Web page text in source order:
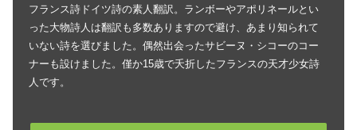
フランス詩ドイツ詩の素人翻訳。ランボーやアポリネールとい
った大物詩人は翻訳も多数ありますので避け、あまり知られて
いない詩を選びました。偶然出会ったサビーヌ・シコーのコー
ナーも設けました。僅か15歳で夭折したフランスの天才少女詩
人です。